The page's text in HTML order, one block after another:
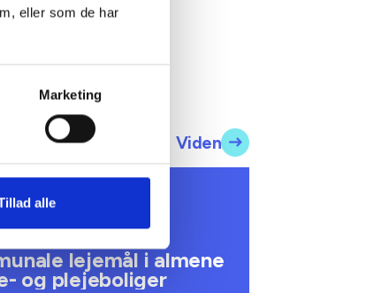
eller som de har
Marketing
alle
Viden
lejemål i almene
og plejeboliger